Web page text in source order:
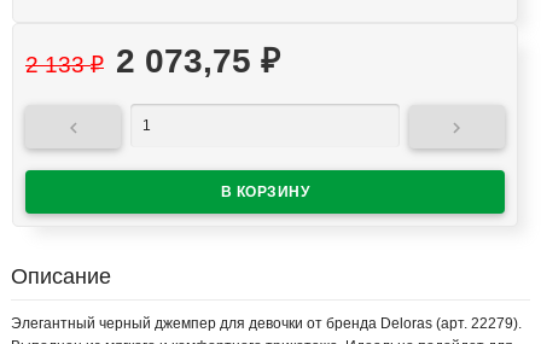
2 133₽ 2 073,75 ₽
 
Описание
Элегантный черный джемпер для девочки от бренда Deloras (арт. 22279).